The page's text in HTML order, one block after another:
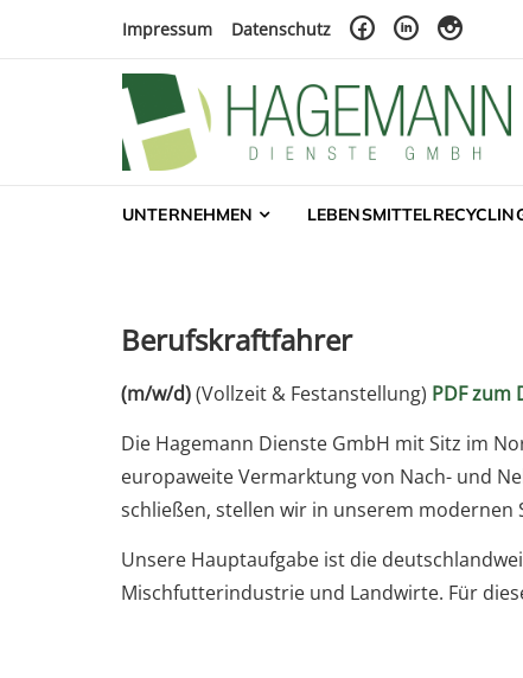
Impressum Datenschutz
Hagemann Dienste
Landwirtschaft – Lebensmittelrecycling –
UNTERNEHMEN
Berufskraftfahrer
(m/w/d)(Vollzeit & Festanstellung) PDF zum
Die Hagemann Dienste GmbH mit Sitz im
europaweite Vermarktung von Nach- und
schließen, stellen wir in unserem
Unsere Hauptaufgabe ist die
Mischfutterindustrie und Landwirte. Für